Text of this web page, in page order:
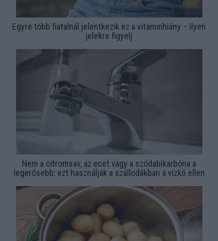
Egyre több fiatalnál jelentkezik ez a vitaminhiány – ilyen
jelekre figyelj
Nem a citromsav, az ecet vagy a szódabikarbóna a
legerősebb: ezt használják a szállodákban a vízkő ellen